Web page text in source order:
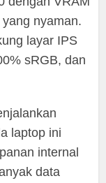
nyaman.
layar IPS
sRGB, dan
laptop ini
internal
data